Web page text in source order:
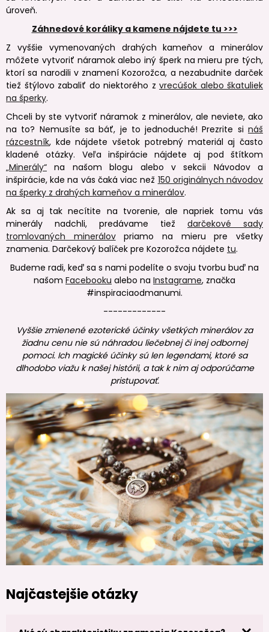
úroveň.
Záhnedové koráliky a kamene nájdete tu >>>
Z vyššie vymenovaných drahých kameňov a minerálov
môžete vytvoriť náramok alebo iný šperk na mieru pre tých,
ktorí sa narodili v znamení Kozorožca, a nezabudnite darček
tiež štýlovo zabaliť do niektorého z vrecúšok alebo škatuliek
na šperky.
Chceli by ste vytvoriť náramok z minerálov, ale neviete, ako
na to? Nemusíte sa báť, je to jednoduché! Prezrite si náš
rázcestník, kde nájdete všetok potrebný materiál aj často
kladené otázky. Veľa inšpirácie nájdete aj pod štítkom
„Minerály“ na našom blogu alebo v sekcii Návodov a
inšpirácie, kde na vás čaká viac než 150 originálnych návodov
na šperky z drahých kameňov a minerálov.
Ak sa aj tak necítite na tvorenie, ale napriek tomu vás
minerály nadchli, predávame tiež darčekové sady
tromlovaných minerálovpriamo na mieru pre všetky
znamenia. Darčekový balíček pre Kozorožca nájdete tu.
Budeme radi, keď sa s nami podelíte o svoju tvorbu buď na
našom Facebooku alebo na Instagrame, značka
#inspiraciaodmanumi.
-------------
Vyššie zmienené ezoterické účinky všetkých minerálov za
žiadnu cenu nie sú náhradou liečebnej či inej odbornej
pomoci. Ich magické účinky sú len legendami, ktoré sa
dlhodobo viažu k našej histórii, a tak k nim aj odporúčame
pristupovať.
Najčastejšie otázky